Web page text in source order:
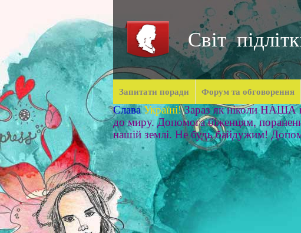
Світ
Запитати поради Форум та обговорення
Слава Україні! Зараз як ніколи НАША
до миру. Допомога біженцям,
нашій землі. Не будь байдужим!